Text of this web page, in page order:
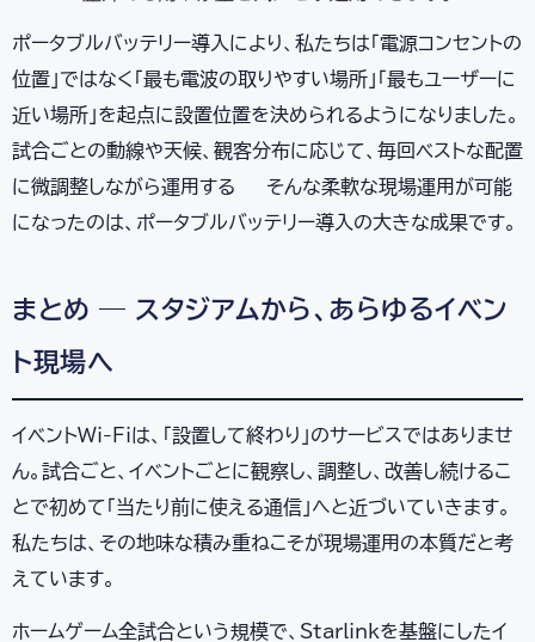
ポータブルバッテリー導入により、私たちは「電源コンセントの
位置」ではなく「最も電波の取りやすい場所」「最もユーザーに
近い場所」を起点に設置位置を決められるようになりました。
試合ごとの動線や天候、観客分布に応じて、毎回ベストな配置
に微調整しながら運用する — そんな柔軟な現場運用が可能
になったのは、ポータブルバッテリー導入の大きな成果です。
まとめ — スタジアムから、あらゆるイベン
ト現場へ
イベントWi-Fiは、「設置して終わり」のサービスではありませ
ん。試合ごと、イベントごとに観察し、調整し、改善し続けるこ
とで初めて「当たり前に使える通信」へと近づいていきます。
私たちは、その地味な積み重ねこそが現場運用の本質だと考
えています。
ホームゲーム全試合という規模で、Starlinkを基盤にしたイ